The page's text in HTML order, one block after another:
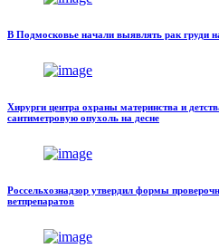
В Подмосковье начали выявлять рак груди
Хирурги центра охраны материнства и
сантиметровую опухоль на десне
Россельхознадзор утвердил формы
ветпрепаратов